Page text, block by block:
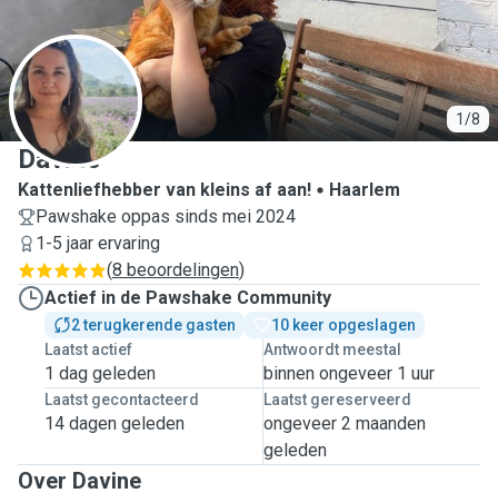
1/8
D
Davine
Kattenliefhebber van kleins af aan!
Haarlem
Pawshake oppas sinds mei 2024
1-5 jaar ervaring
(8 beoordelingen)
Actief in de Pawshake Community
2 terugkerende gasten
10 keer opgeslagen
Laatst actief
1 dag geleden
Antwoordt meestal
binnen ongeveer 1 uur
Laatst gecontacteerd
14 dagen geleden
Laatst gereserveerd
ongeveer 2 maanden
geleden
Over Davine